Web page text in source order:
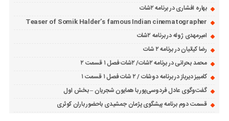
بهاره افشاری در برنامه ۲شات
Teaser of Somik Halder’s famous Indian cinematographer
امیرمهدی ژوله در برنامه ۲شات
رضا کیانیان در برنامه ۲ شات
محمد بحرانی در برنامه ۲شات/ ۲شات فصل ۱ قسمت ۲
کامبیز دیرباز در برنامه دوشات / ۲ شات فصل ۱ قسمت ۱
گفت‌وگوی عادل فردوسی‌پور با همایون شجریان – بخش اول
قسمت دوم برنامه پیشگوی پژمان جمشیدی باحضور باران کوثری